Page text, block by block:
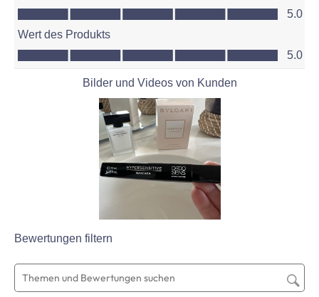
Qualität des Produkts, 5.0 von 5
5.0
Wert des Produkts
Wert des Produkts, 5.0 von 5
5.0
Bilder und Videos von Kunden
Bewertungen filtern
Suchthemen und Bewertungen Suchregion